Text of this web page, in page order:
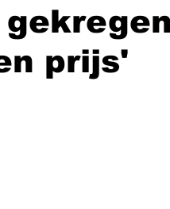
prijs'